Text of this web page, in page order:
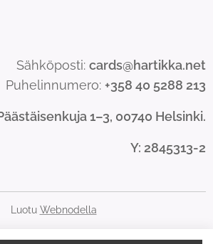
Sähköposti: cards@hartikka.net
Puhelinnumero: +358 40 5288 213
1–3, 00740 Helsinki.
Y: 2845313-2
Luotu Webnodella